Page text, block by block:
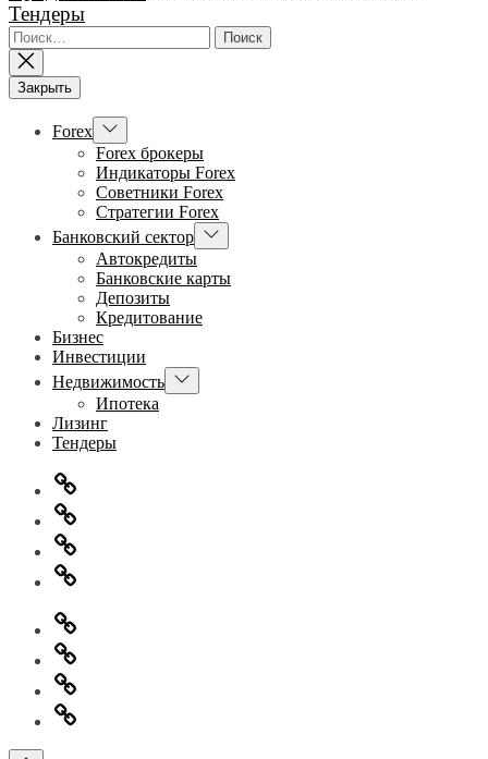
Тендеры
Найти:
Закрыть
Forex Показывать
подменю
Forex брокеры
Индикаторы Forex
Советники Forex
Стратегии Forex
Банковский сектор Показывать
подменю
Автокредиты
Банковские карты
Депозиты
Кредитование
Бизнес
Инвестиции
Недвижимость Показывать
подменю
Ипотека
Лизинг
Тендеры
Главная
Информация
для
правообладателей
Обратная
связь
Политика
конфиденциальности
Главная
Информация
для
правообладателей
Обратная
связь
Политика
конфиденциальности